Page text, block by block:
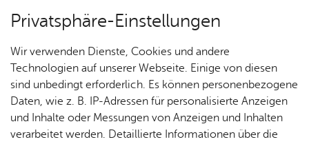
Kartenansicht
Privatsphäre-Einstellungen
Wir verwenden Dienste, Cookies und andere
Technologien auf unserer Webseite. Einige von diesen
sind unbedingt erforderlich. Es können personenbezogene
Daten, wie z. B. IP-Adressen für personalisierte Anzeigen
und Inhalte oder Messungen von Anzeigen und Inhalten
verarbeitet werden. Detaillierte Informationen über die